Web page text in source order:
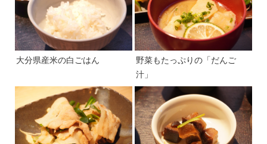
大分県産米の白ごはん
野菜もたっぷりの「だんご
汁」